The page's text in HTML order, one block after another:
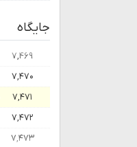
جایگاه
۷,۴۶۹
۷,۴۷۰
۷,۴۷۱
۷,۴۷۲
۷,۴۷۳